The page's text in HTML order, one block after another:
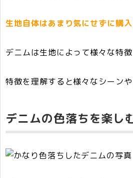
生地自体はあまり気にせずに購
デニムは生地によって様々な特徴
特徴を理解すると様々なシーン
デニムの色落ちを楽し